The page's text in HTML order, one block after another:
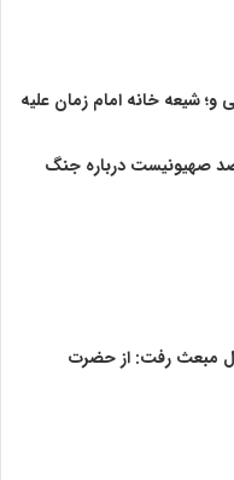
شیعه خانه امام زمان علیه
صهیونیست درباره جنگ
مبعث رفت: از حضرت